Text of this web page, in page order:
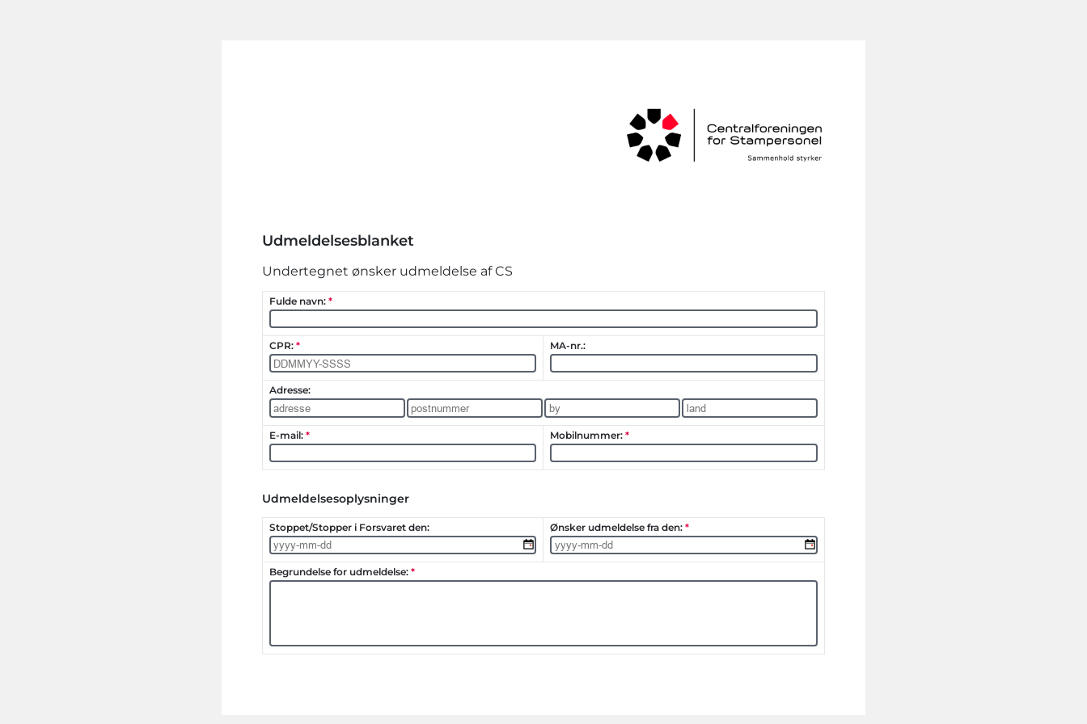
Udmeldelsesblanket
Undertegnet ønsker udmeldelse af CS
Udmeldelsesoplysninger